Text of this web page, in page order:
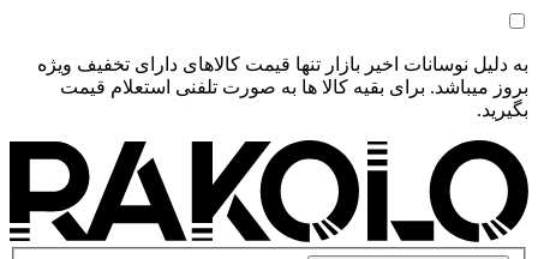
به دلیل نوسانات اخیر بازار تنها قیمت کالاهای دارای تخفیف ویژه
بروز میباشد. برای بقیه کالا ها به صورت تلفنی استعلام قیمت
بگیرید.